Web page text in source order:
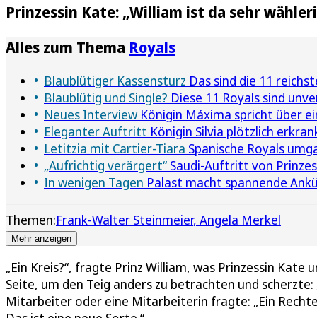
Prinzessin Kate: „William ist da sehr
Alles zum Thema Royals
Blaublütiger Kassensturz Das sind die 11
Blaublütig und Single? Diese 11 Royals sind
Neues Interview Königin Máxima spricht über
Eleganter Auftritt Königin Silvia plötzlich
Letitzia mit Cartier-Tiara Spanische Royals
„Aufrichtig verärgert“ Saudi-Auftritt von
In wenigen Tagen Palast macht spannende
Themen:Frank-Walter Steinmeier Angela Merkel
Mehr anzeigen
„Ein Kreis?“, fragte Prinz William, was Prinzessin
Seite, um den Teig anders zu betrachten und
Mitarbeiter oder eine Mitarbeiterin fragte: „Ein